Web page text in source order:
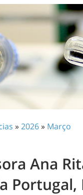
»2026» Março
Ana
Portugal,